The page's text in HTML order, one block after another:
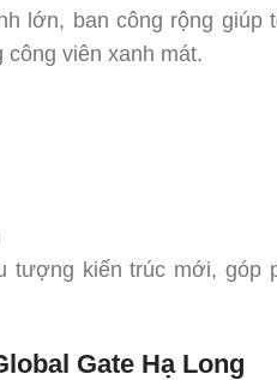
lớn, ban công rộng giúp
viên xanh mát.
kiến trúc mới, góp
Gate Hạ Long